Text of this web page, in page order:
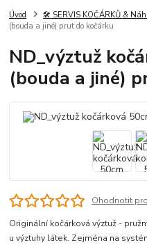
Úvod 🛠️ SERVIS KOČÁRKŮ &
(bouda a jiné) prut do kočárku
ND_výztuž
(bouda a jiné)
Ohodnotit
Originální kočárková výztuž -
u výztuhy látek. Zejména na